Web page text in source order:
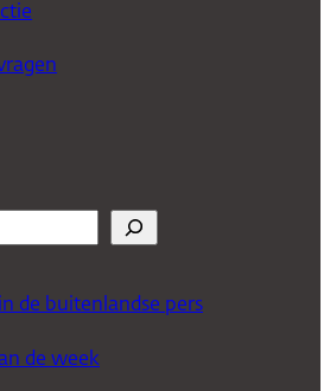
de buitenlandse pers
de week